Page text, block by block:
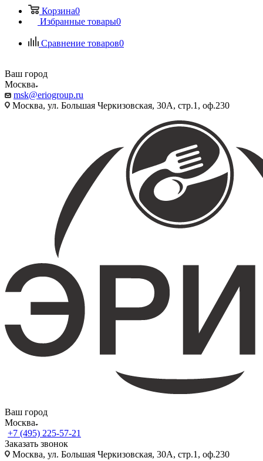
Корзина0
Избранные товары0
Сравнение товаров0
Ваш город
Москва
msk@eriogroup.ru
Москва, ул. Большая Черкизовская, 30А, стр.1, оф.230
Ваш город
Москва
+7 (495) 225-57-21
Заказать звонок
Москва, ул. Большая Черкизовская, 30А, стр.1, оф.230